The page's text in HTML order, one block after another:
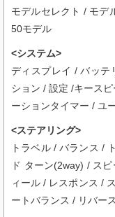
モデルセレクト / モデ
50モデル
<システム>
ディスプレイ / バッテ
ション / 設定 /キース
ーションタイマー / ユ
<ステアリング>
トラベル / バランス /
ド ターン(2way) / ス
ィール / レスポンス /
ートバランス / リバース